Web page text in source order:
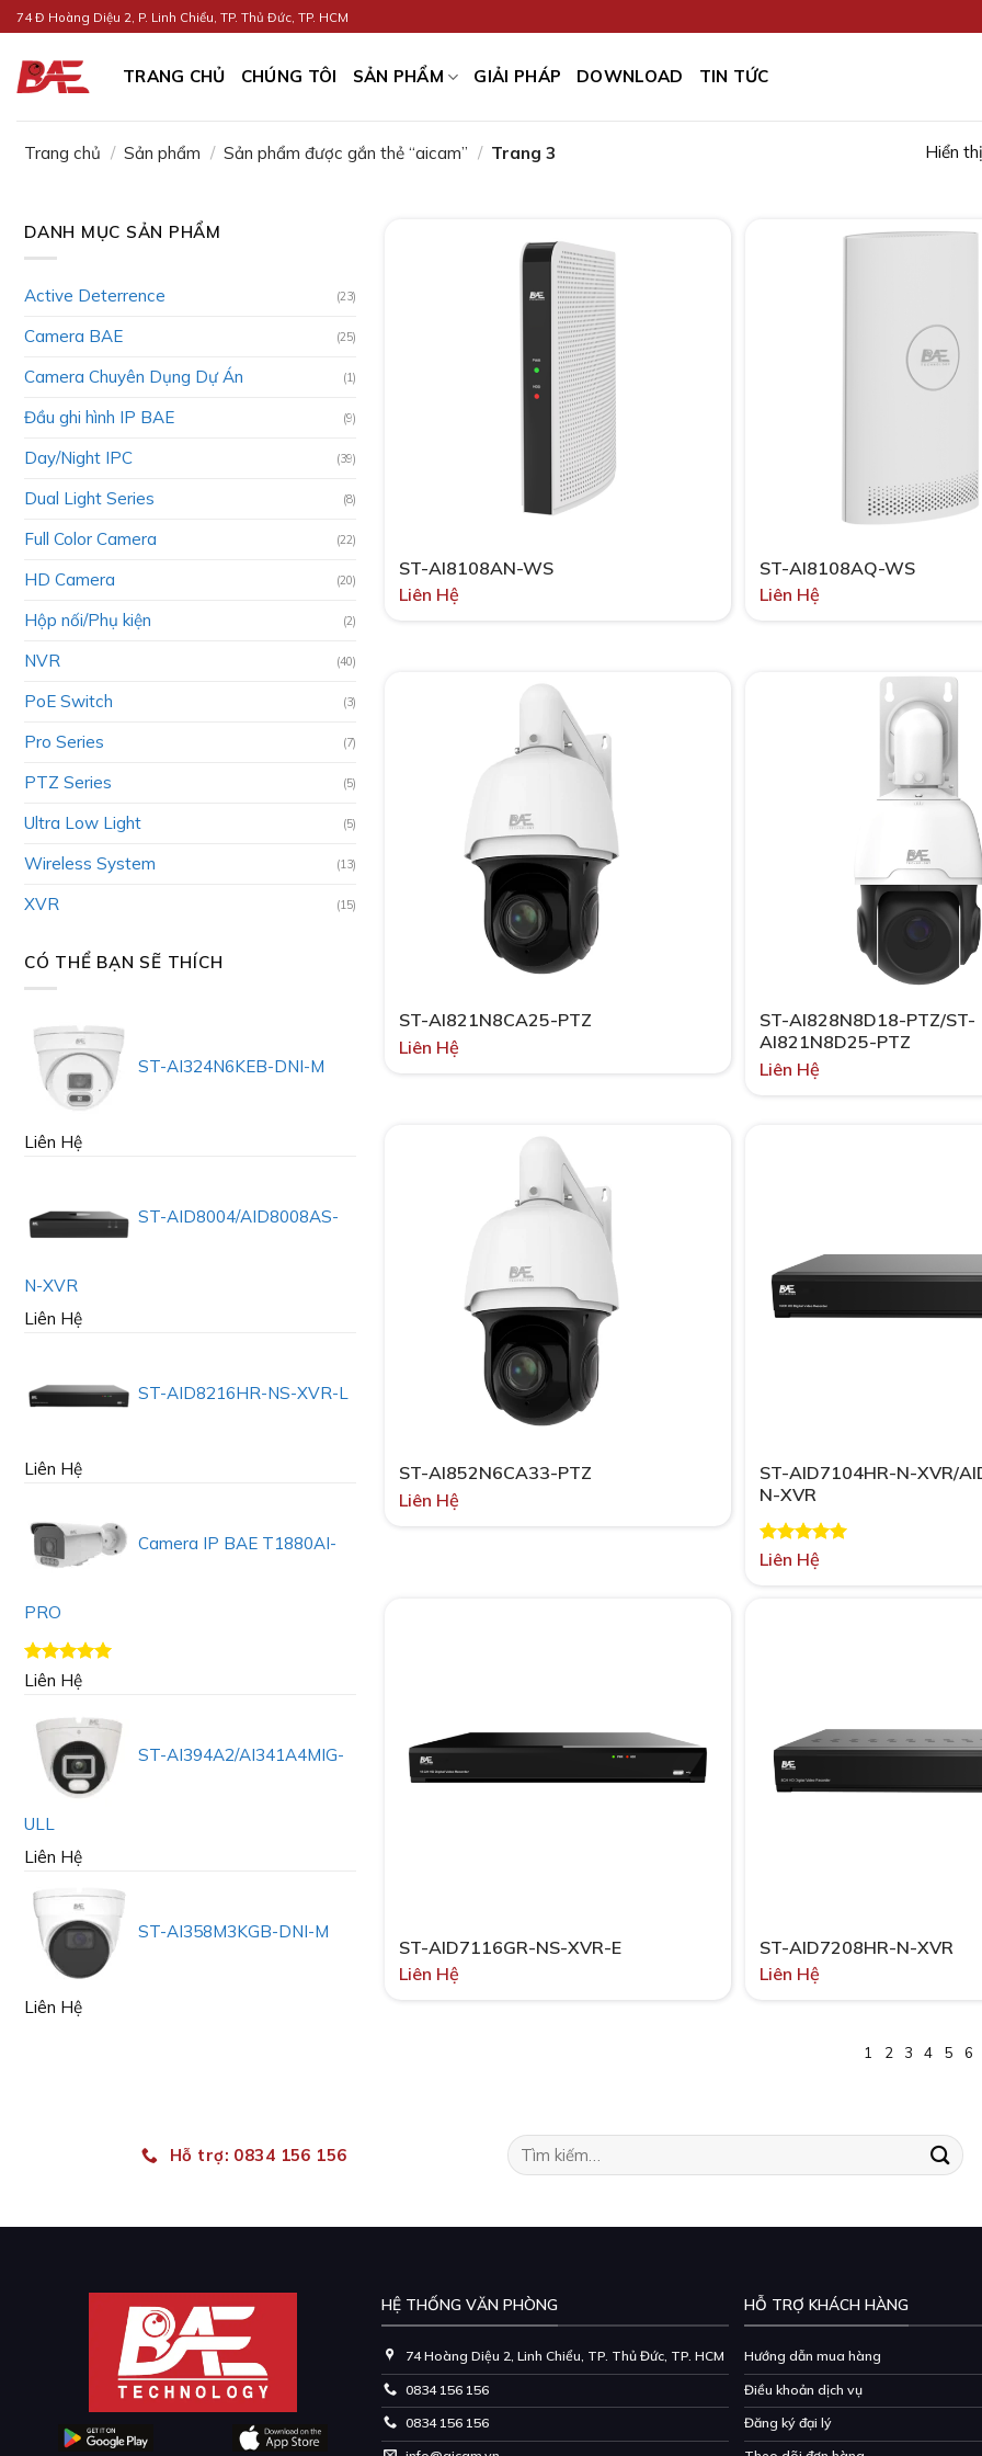
Skip
to
content
74 Đ Hoàng Diệu 2, P. Linh Chiểu, TP. Thủ Đức, TP. HCM
TRANG CHỦ CHÚNG TÔI SẢN PHẨM GIẢI PHÁP DOWNLOAD TIN TỨC
Trang chủ / Sản phẩm / Sản phẩm được gắn thẻ “aicam” / Trang 3 Hiển
DANH MỤC SẢN PHẨM
Active Deterrence (23)
Camera BAE (25)
Camera Chuyên Dụng Dự Án (1)
Đầu ghi hình IP BAE (9)
Day/Night IPC (39)
Dual Light Series (8)
Full Color Camera (22)
HD Camera (20)
Hộp nối/Phụ kiện (2)
NVR (40)
PoE Switch (3)
Pro Series (7)
PTZ Series (5)
Ultra Low Light (5)
Wireless System (13)
XVR (15)
CÓ THỂ BẠN SẼ THÍCH
ST-AI324N6KEB-DNI-M
Liên Hệ
ST-AID8004/AID8008AS-
N-XVR
Liên Hệ
ST-AID8216HR-NS-XVR-L
Liên Hệ
Camera IP BAE T1880AI-
PRO
Được xếp
5.00
Liên Hệ
ST-AI394A2/AI341A4MIG-
ULL
Liên Hệ
ST-AI358M3KGB-DNI-M
Liên Hệ
ST-AI8108AN-WS
Liên Hệ
ST-AI8108AQ-WS
Liên Hệ
ST-AI821N8CA25-PTZ
Liên Hệ
ST-AI828N8D18-PTZ/ST-
AI821N8D25-PTZ
Liên Hệ
ST-AI852N6CA33-PTZ
Liên Hệ
ST-AID7104HR-N-XVR/
N-XVR
Được xếp
5.00
Liên Hệ
ST-AID7116GR-NS-XVR-E
Liên Hệ
ST-AID7208HR-N-XVR
Liên Hệ
1 2 3 4 5 6
Hỗ trợ: 0834 156 156
Tìm
kiếm:
HỆ THỐNG VĂN PHÒNG
74 Hoàng Diệu 2, Linh Chiểu, TP. Thủ Đức, TP. HCM
0834 156 156
0834 156 156
HỖ TRỢ KHÁCH HÀNG
Hướng dẫn mua hàng
Điều khoản dịch vụ
Đăng ký đại lý